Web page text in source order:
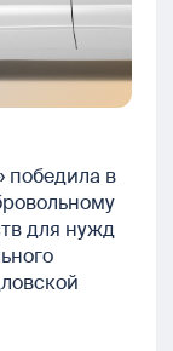
победила в
для нужд